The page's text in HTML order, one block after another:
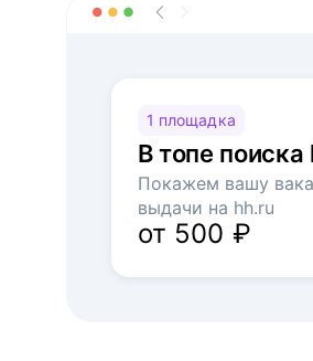
1 площадка
В топе поиска
Покажем вашу
выдачи на hh.ru
от 500 ₽